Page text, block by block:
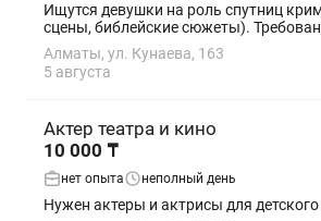
Ищутся девушки на роль спутниц
сцены,
Алматы, ул. Кунаева, 163
5 августа
Актер театра и кино
10 000 ₸
нет опыта неполный день